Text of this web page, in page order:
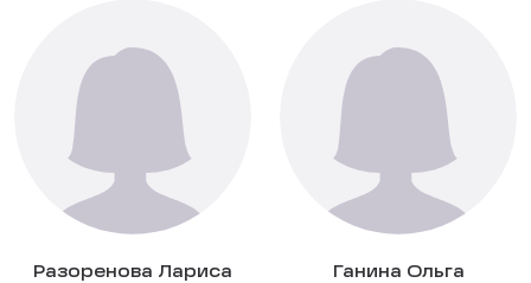
Разоренова Лариса Ганина Ольга